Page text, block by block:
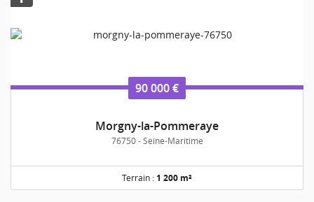
90 000 €
Morgny-la-Pommeraye
76750 - Seine-Maritime
Terrain : 1 200 m²